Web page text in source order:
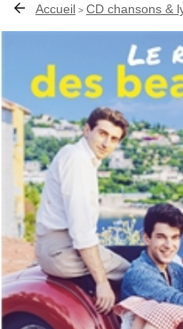
Accueil > CD chansons &